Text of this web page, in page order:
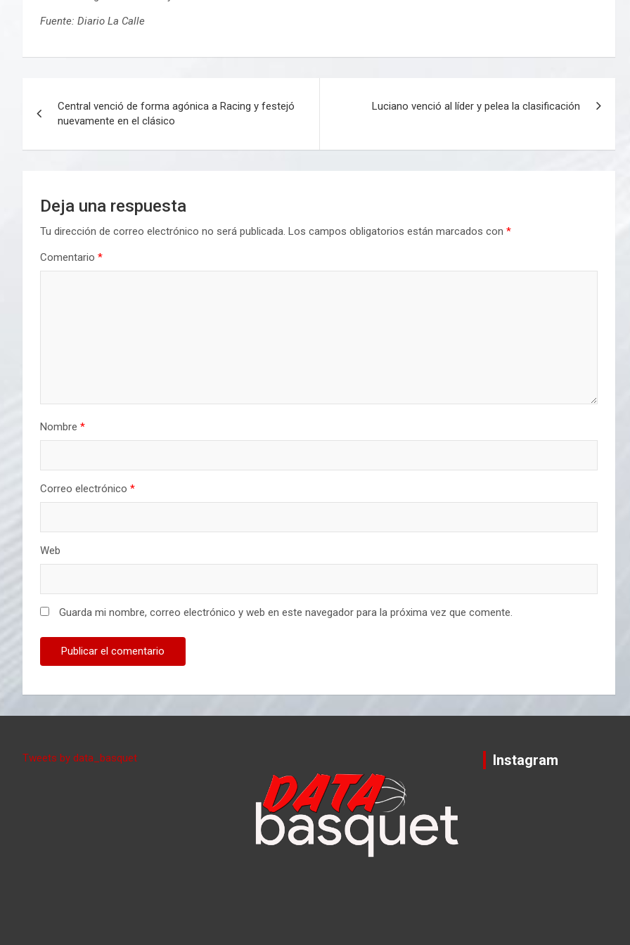
Fuente: Diario La Calle
de
entradas
Central venció de forma agónica a Racing y festejó
nuevamente en el clásico
Luciano venció al líder y pelea la clasificación
Deja una respuesta
Tu dirección de correo electrónico no será publicada. Los campos obligatorios están marcados con *
Comentario *
Nombre *
Correo electrónico *
Web
Guarda mi nombre, correo electrónico y web en este navegador para la próxima vez que comente.
Tweets by data_basquet Instagram